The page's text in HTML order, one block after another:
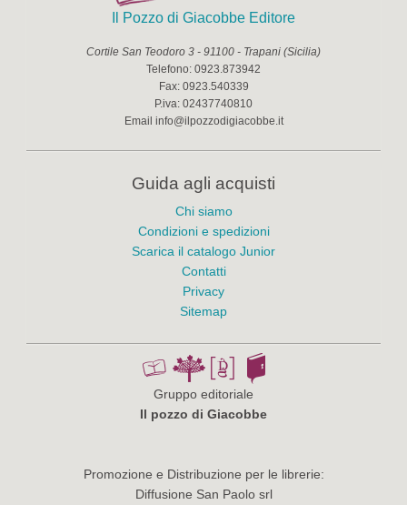
Il Pozzo di Giacobbe Editore
Cortile San Teodoro 3 - 91100 - Trapani (Sicilia)
Telefono: 0923.873942
Fax: 0923.540339
P.iva: 02437740810
Email info@ilpozzodigiacobbe.it
Guida agli acquisti
Chi siamo
Condizioni e spedizioni
Scarica il catalogo Junior
Contatti
Privacy
Sitemap
Gruppo editoriale
Il pozzo di Giacobbe
Promozione e Distribuzione per le librerie:
Diffusione San Paolo srl